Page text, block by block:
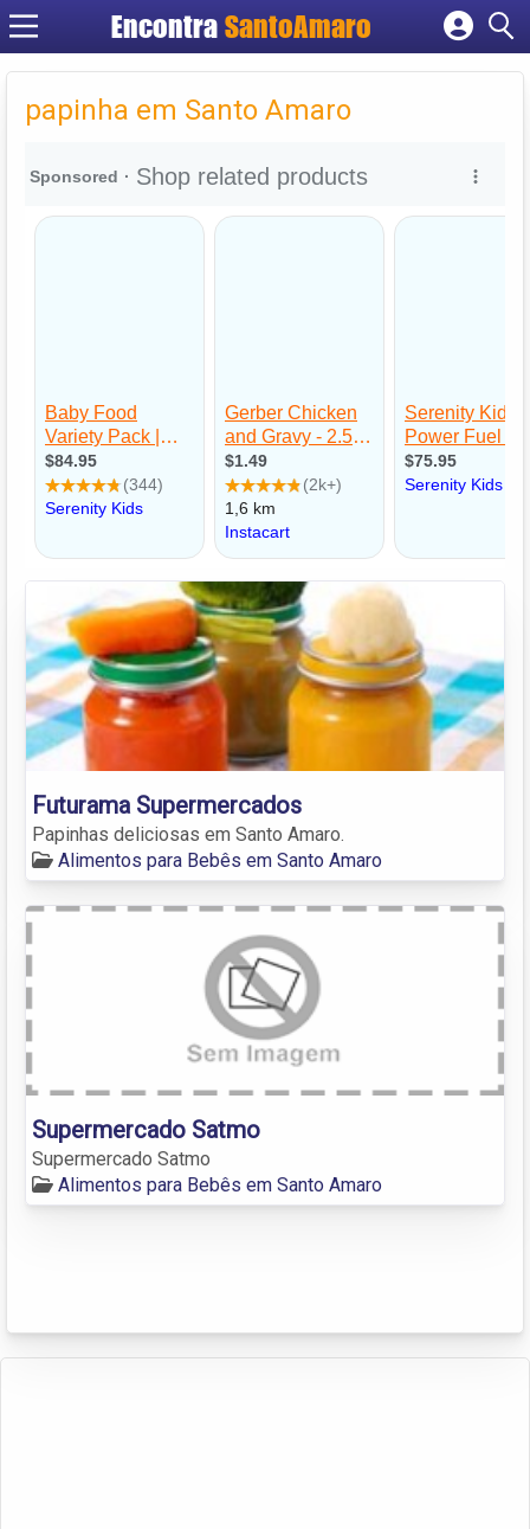
Encontra SantoAmaro
Cadastrar empresa
Criar conta
papinha em Santo Amaro
Futurama Supermercados
Papinhas deliciosas em Santo Amaro.
Alimentos para Bebês em Santo Amaro
Supermercado Satmo
Supermercado Satmo
Alimentos para Bebês em Santo Amaro